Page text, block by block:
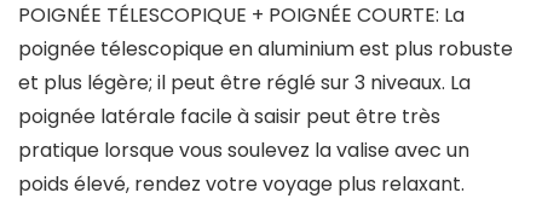
POIGNÉE TÉLESCOPIQUE + POIGNÉE COURTE: La
poignée télescopique en aluminium est plus robuste
et plus légère; il peut être réglé sur 3 niveaux. La
poignée latérale facile à saisir peut être très
pratique lorsque vous soulevez la valise avec un
poids élevé, rendez votre voyage plus relaxant.